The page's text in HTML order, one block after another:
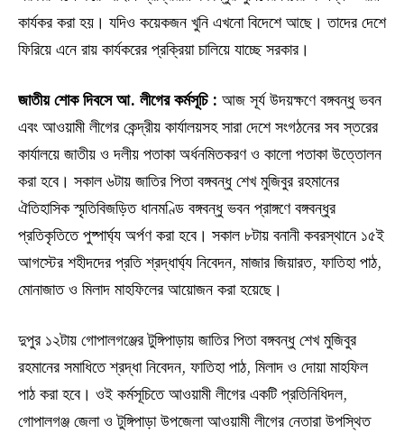
কার্যকর করা হয়। যদিও কয়েকজন খুনি এখনো বিদেশে আছে। তাদের দেশে
ফিরিয়ে এনে রায় কার্যকরের প্রক্রিয়া চালিয়ে যাচ্ছে সরকার।
জাতীয় শোক দিবসে আ. লীগের কর্মসূচি : আজ সূর্য উদয়ক্ষণে বঙ্গবন্ধু ভবন
এবং আওয়ামী লীগের কেন্দ্রীয় কার্যালয়সহ সারা দেশে সংগঠনের সব স্তরের
কার্যালয়ে জাতীয় ও দলীয় পতাকা অর্ধনমিতকরণ ও কালো পতাকা উত্তোলন
করা হবে। সকাল ৬টায় জাতির পিতা বঙ্গবন্ধু শেখ মুজিবুর রহমানের
ঐতিহাসিক স্মৃতিবিজড়িত ধানমণ্ডি বঙ্গবন্ধু ভবন প্রাঙ্গণে বঙ্গবন্ধুর
প্রতিকৃতিতে পুষ্পার্ঘ্য অর্পণ করা হবে। সকাল ৮টায় বনানী কবরস্থানে ১৫ই
আগস্টের শহীদদের প্রতি শ্রদ্ধার্ঘ্য নিবেদন, মাজার জিয়ারত, ফাতিহা পাঠ,
মোনাজাত ও মিলাদ মাহফিলের আয়োজন করা হয়েছে।
দুপুর ১২টায় গোপালগঞ্জের টুঙ্গিপাড়ায় জাতির পিতা বঙ্গবন্ধু শেখ মুজিবুর
রহমানের সমাধিতে শ্রদ্ধা নিবেদন, ফাতিহা পাঠ, মিলাদ ও দোয়া মাহফিল
পাঠ করা হবে। ওই কর্মসূচিতে আওয়ামী লীগের একটি প্রতিনিধিদল,
গোপালগঞ্জ জেলা ও টুঙ্গিপাড়া উপজেলা আওয়ামী লীগের নেতারা উপস্থিত